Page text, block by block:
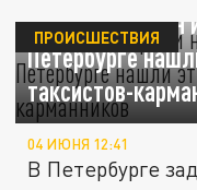
Украли телефон
Петербурге
таксистов-
ПРОИСШЕСТВИЯ
04 ИЮНЯ 12:41
В Петербурге